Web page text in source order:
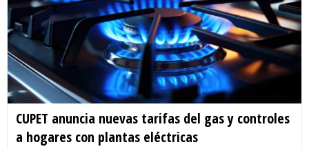
CUPET anuncia nuevas tarifas del gas y controles
a hogares con plantas eléctricas